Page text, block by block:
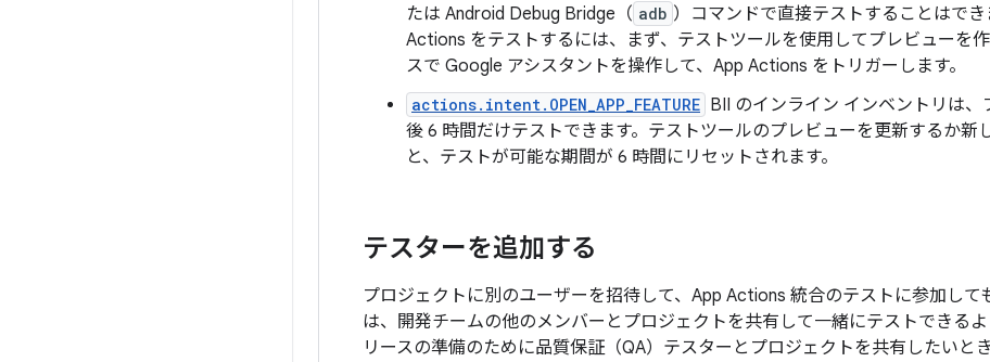
たは Android Debug Bridge（ adb ）コマンドで直接テストすることはで
Actions をテストするには、まず、テストツールを使用してプレビューを
スで Google アシスタントを操作して、App Actions をトリガーします。
actions.intent.OPEN_APP_FEATURE BII のインライン インベントリは
後 6 時間だけテストできます。テストツールのプレビューを更新するか新
と、テストが可能な期間が 6 時間にリセットされます。
テスターを追加する
プロジェクトに別のユーザーを招待して、App Actions 統合のテストに参加して
は、開発チームの他のメンバーとプロジェクトを共有して一緒にテストできる
リースの準備のために品質保証（QA）テスターとプロジェクトを共有したいと